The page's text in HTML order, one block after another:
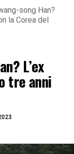
song Han?
la Corea del
L’ex
tre anni